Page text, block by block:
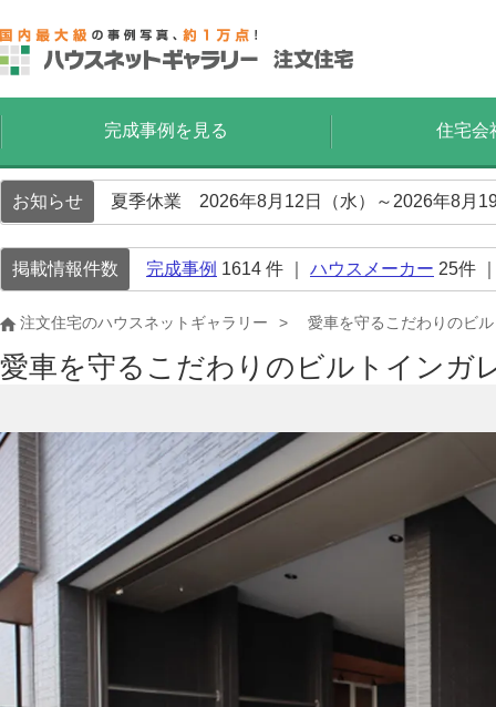
完成事例を見る 住宅会
お知らせ 夏季休業 2026年8月12日（水）～2026年8月
掲載情報件数 完成事例 1614 件 ｜ ハウスメーカー 25件
注文住宅のハウスネットギャラリー 愛車を守るこだわりのビ
愛車を守るこだわりのビルトインガ